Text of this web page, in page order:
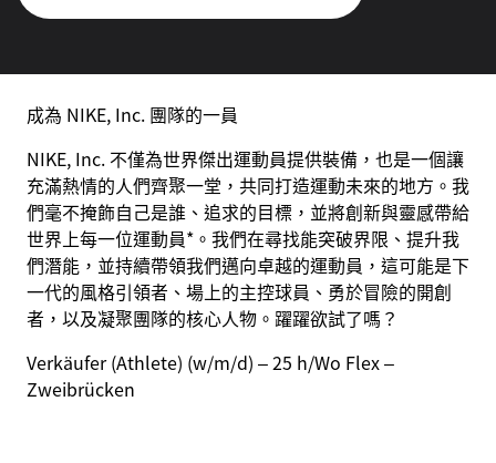
成為 NIKE, Inc. 團隊的一員
NIKE, Inc. 不僅為世界傑出運動員提供裝備，也是一個讓
充滿熱情的人們齊聚一堂，共同打造運動未來的地方。我
們毫不掩飾自己是誰、追求的目標，並將創新與靈感帶給
世界上每一位運動員*。我們在尋找能突破界限、提升我
們潛能，並持續帶領我們邁向卓越的運動員，這可能是下
一代的風格引領者、場上的主控球員、勇於冒險的開創
者，以及凝聚團隊的核心人物。躍躍欲試了嗎？
Verkäufer (Athlete) (w/m/d) – 25 h/Wo Flex –
Zweibrücken